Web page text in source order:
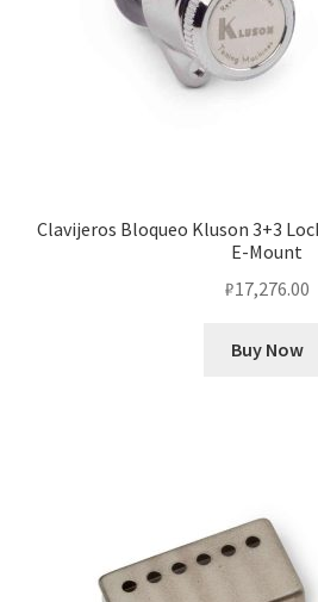
Clavijeros Bloqueo Kluson 3+3
E-Mount
₽17,276.00
Buy Now